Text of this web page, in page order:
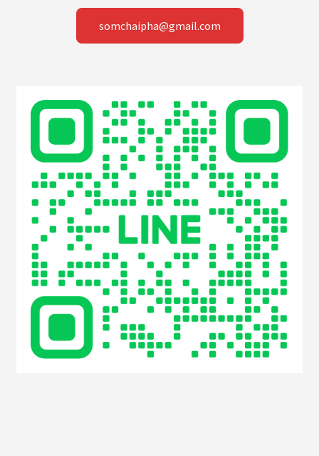
somchaipha@gmail.com